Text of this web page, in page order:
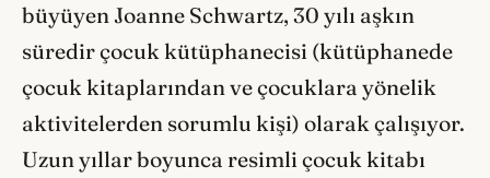
büyüyen Joanne Schwartz, 30 yılı aşkın
süredir çocuk kütüphanecisi (kütüphanede
çocuk kitaplarından ve çocuklara yönelik
aktivitelerden sorumlu kişi) olarak çalışıyor.
Uzun yıllar boyunca resimli çocuk kitabı